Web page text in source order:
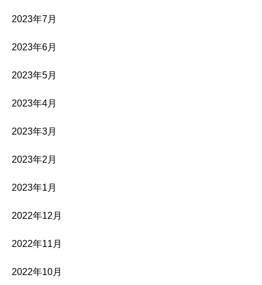
2023年7月
2023年6月
2023年5月
2023年4月
2023年3月
2023年2月
2023年1月
2022年12月
2022年11月
2022年10月